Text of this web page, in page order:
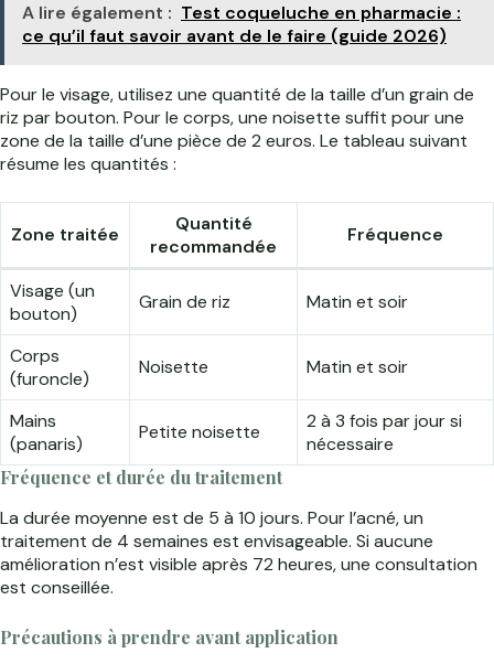
A lire également : Test coqueluche en pharmacie :
ce qu’il faut savoir avant de le faire (guide 2026)
Pour le visage, utilisez une quantité de la taille d’un grain de
riz par bouton. Pour le corps, une noisette suffit pour une
zone de la taille d’une pièce de 2 euros. Le tableau suivant
résume les quantités :
Zone traitée
Quantité
recommandée
Fréquence
Visage (un
bouton)
Grain de riz Matin et soir
Corps
(furoncle)
Noisette Matin et soir
Mains
(panaris)
Petite noisette
2 à 3 fois par jour si
nécessaire
Fréquence et durée du traitement
La durée moyenne est de 5 à 10 jours. Pour l’acné, un
traitement de 4 semaines est envisageable. Si aucune
amélioration n’est visible après 72 heures, une consultation
est conseillée.
Précautions à prendre avant application